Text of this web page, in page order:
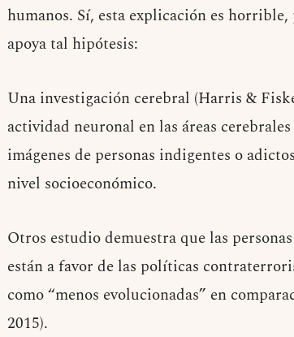
humanos. Sí, esta explicación es
apoya tal hipótesis:
Una investigación cerebral (Harris &
actividad neuronal en las áreas
imágenes de personas indigentes o
nivel socioeconómico.
Otros estudio demuestra que las
están a favor de las políticas
como “menos evolucionadas” en
2015).